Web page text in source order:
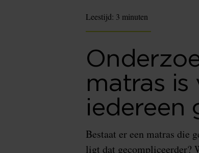
Leestijd: 3 minuten
matras is
iedereen
Bestaat er een matras die
ligt dat gecompliceerder?